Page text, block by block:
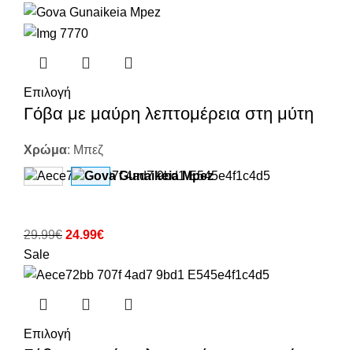
Επιλογή
Γόβα με μαύρη λεπτομέρεια στη μύτη
Χρώμα: Μπεζ
29.99€ 24.99€
Sale
Επιλογή